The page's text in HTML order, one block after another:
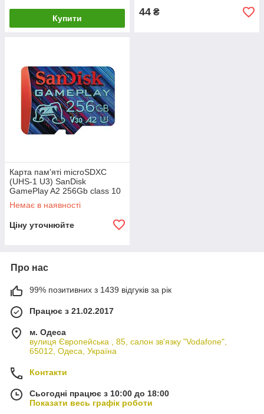
Купити
44 ₴
Карта пам'яті microSDXC
(UHS-1 U3) SanDisk
GamePlay A2 256Gb class 10
V30 (R190MB/s,W130MB/s)
Немає в наявності
Ціну уточнюйте
Про нас
99% позитивних з 1439 відгуків за рік
Працює з 21.02.2017
м. Одеса
вулиця Європейська , 85, салон зв'язку "Vodafone",
65012, Одеса, Україна
Контакти
Сьогодні працює з 10:00 до 18:00
Показати весь графік роботи